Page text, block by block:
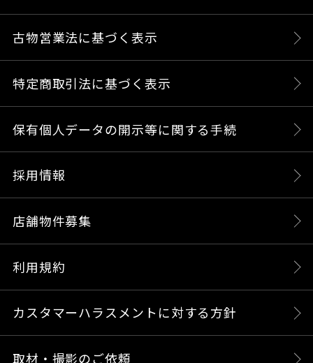
古物営業法に基づく表示
特定商取引法に基づく表示
保有個人データの開示等に関する手続
採用情報
店舗物件募集
利用規約
カスタマーハラスメントに対する方針
取材・撮影のご依頼